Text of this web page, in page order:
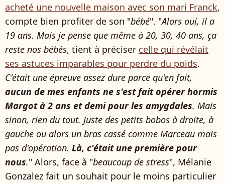
acheté une nouvelle maison avec son mari Franck,
compte bien profiter de son "bébé". "Alors oui, il a
19 ans. Mais je pense que même à 20, 30, 40 ans, ça
reste nos bébés, tient à préciser celle qui révélait
ses astuces imparables pour perdre du poids.
C'était une épreuve assez dure parce qu'en fait,
aucun de mes enfants ne s'est fait opérer hormis
Margot à 2 ans et demi pour les amygdales. Mais
sinon, rien du tout. Juste des petits bobos à droite, à
gauche ou alors un bras cassé comme Marceau mais
pas d'opération. Là, c'était une première pour
nous." Alors, face à "beaucoup de stress", Mélanie
Gonzalez fait un souhait pour le moins particulier